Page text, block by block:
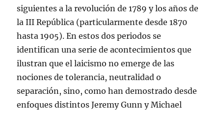
siguientes a la revolución de 1789 y los años de
la III República (particularmente desde 1870
hasta 1905). En estos dos periodos se
identifican una serie de acontecimientos que
ilustran que el laicismo no emerge de las
nociones de tolerancia, neutralidad o
separación, sino, como han demostrado desde
enfoques distintos Jeremy Gunn y Michael